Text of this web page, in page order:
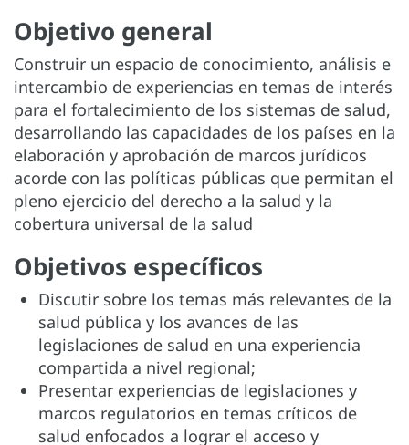
Objetivo general
Construir un espacio de conocimiento, análisis e
intercambio de experiencias en temas de interés
para el fortalecimiento de los sistemas de salud,
desarrollando las capacidades de los países en la
elaboración y aprobación de marcos jurídicos
acorde con las políticas públicas que permitan el
pleno ejercicio del derecho a la salud y la
cobertura universal de la salud
Objetivos específicos
Discutir sobre los temas más relevantes de la
salud pública y los avances de las
legislaciones de salud en una experiencia
compartida a nivel regional;
Presentar experiencias de legislaciones y
marcos regulatorios en temas críticos de
salud enfocados a lograr el acceso y